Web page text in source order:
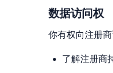
数据访问权
你有权向注册商
了解注册商